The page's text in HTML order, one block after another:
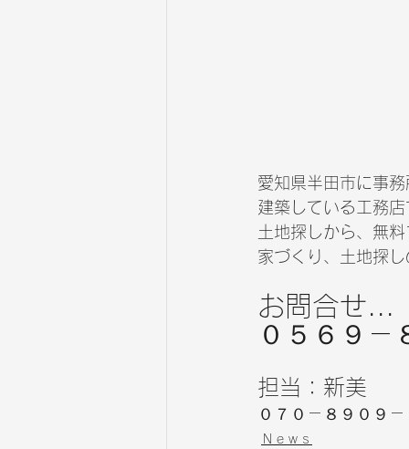
愛知県半田市に事
建築している工務
土地探しから、無
家づくり、土地探
お問合せ...
０５６９－
担当：新美
０７０－８９０９
Ｎｅｗｓ